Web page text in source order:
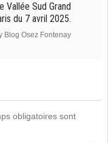
Vallée Sud Grand
du 7 avril 2025.
Blog Osez Fontenay
obligatoires sont